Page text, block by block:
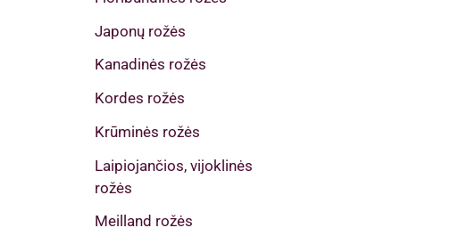
Japonų rožės
Kanadinės rožės
Kordes rožės
Krūminės rožės
Laipiojančios, vijoklinės
rožės
Meilland rožės